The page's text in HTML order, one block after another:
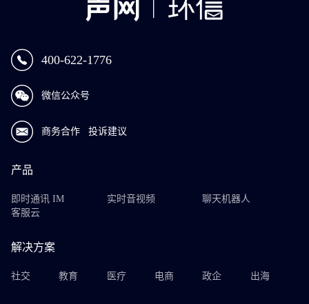
400-622-1776
微信公众号
商务合作 投诉建议
产品
即时通讯 IM 实时音视频
聊天机器人
客服云
解决方案
社交 教育 医疗 电商 政企 出海